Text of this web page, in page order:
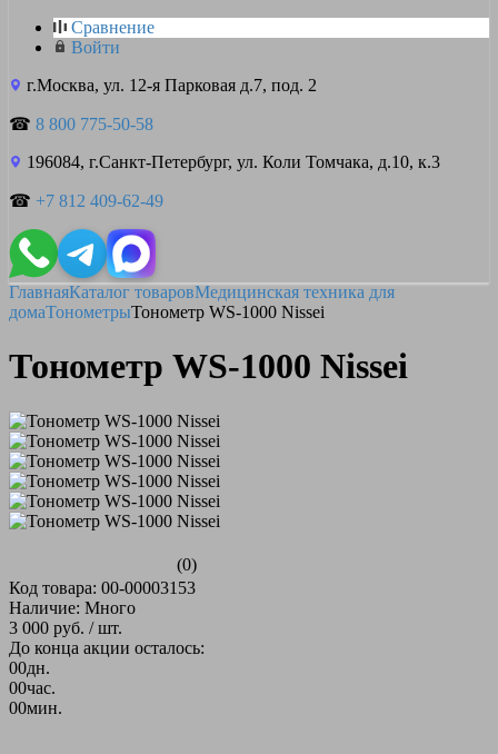
Сравнение
Войти
г.Москва, ул. 12-я Парковая д.7, под. 2
☎ 8 800 775-50-58
196084, г.Санкт-Петербург, ул. Коли Томчака, д.10, к.3
☎ +7 812 409-62-49
ГлавнаяКаталог товаровМедицинская техника для
домаТонометрыТонометр WS-1000 Nissei
Тонометр WS-1000 Nissei
(0)
Код товара: 00-00003153
Наличие: Много
3 000 руб. / шт.
До конца акции осталось:
00дн.
00час.
00мин.